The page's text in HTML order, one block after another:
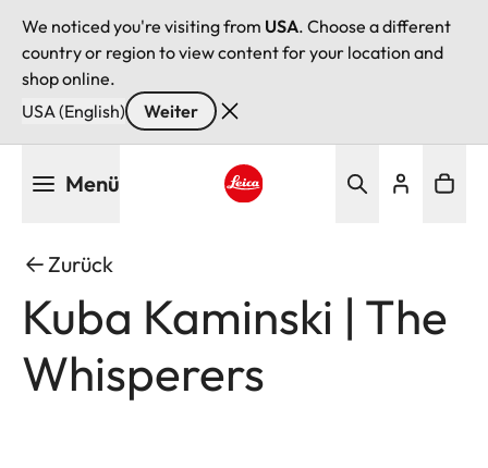
We noticed you're visiting from USA. Choose a different
country or region to view content for your location and
shop online.
USA (English)
Weiter
Menü
Zurück
Kuba Kaminski | The
Whisperers